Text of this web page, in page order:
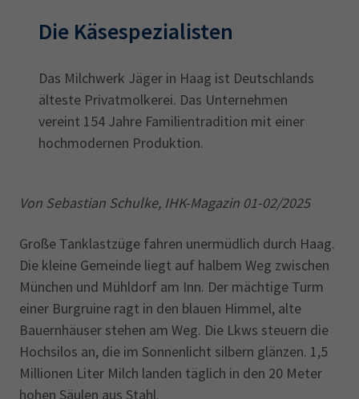
Die Käsespezialisten
Das Milchwerk Jäger in Haag ist Deutschlands
älteste Privatmolkerei. Das Unternehmen
vereint 154 Jahre Familientradition mit einer
hochmodernen Produktion.
Von Sebastian Schulke, IHK-Magazin 01-02/2025
Große Tanklastzüge fahren unermüdlich durch Haag.
Die kleine Gemeinde liegt auf halbem Weg zwischen
München und Mühldorf am Inn. Der mächtige Turm
einer Burgruine ragt in den blauen Himmel, alte
Bauernhäuser stehen am Weg. Die Lkws steuern die
Hochsilos an, die im Sonnenlicht silbern glänzen. 1,5
Millionen Liter Milch landen täglich in den 20 Meter
hohen Säulen aus Stahl.